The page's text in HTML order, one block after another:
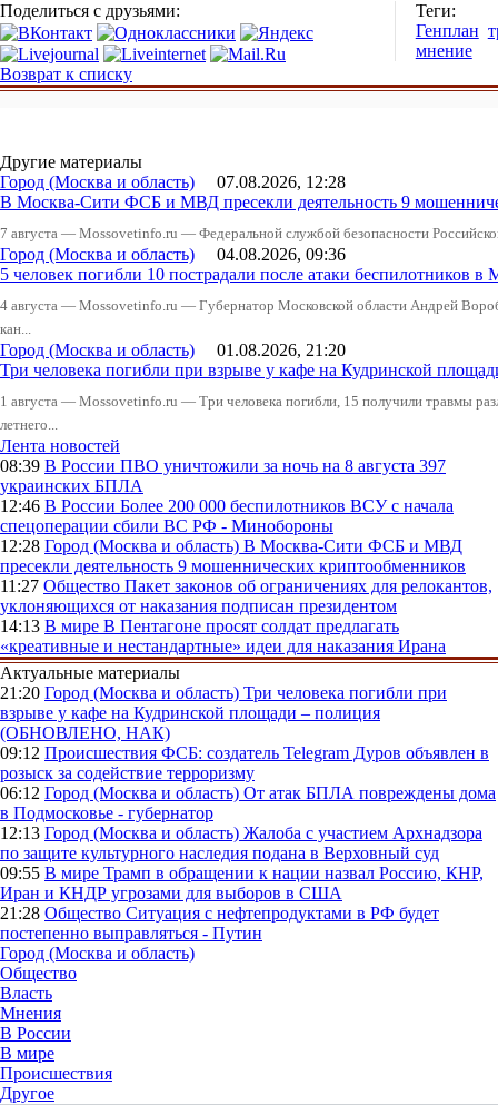
Поделиться с друзьями:
Теги:
Генплан
мнение
Возврат к списку
Другие материалы
Город (Москва и область) 07.08.2026, 12:28
В Москва-Сити ФСБ и МВД пресекли деятельность 9
7 августа — Mossovetinfo.ru — Федеральной службой безопасности
Город (Москва и область) 04.08.2026, 09:36
5 человек погибли 10 пострадали после атаки беспилотников в
4 августа — Mossovetinfo.ru — Губернатор Московской области Андрей
кан...
Город (Москва и область) 01.08.2026, 21:20
Три человека погибли при взрыве у кафе на Кудринской
1 августа — Mossovetinfo.ru — Три человека погибли, 15 получили травмы
летнего...
Лента новостей
08:39 В России ПВО уничтожили за ночь на 8 августа 397
украинских БПЛА
12:46 В России Более 200 000 беспилотников ВСУ с начала
спецоперации сбили ВС РФ - Минобороны
12:28 Город (Москва и область) В Москва-Сити ФСБ и МВД
пресекли деятельность 9 мошеннических криптообменников
11:27 Общество Пакет законов об ограничениях для релокантов,
уклоняющихся от наказания подписан президентом
14:13 В мире В Пентагоне просят солдат предлагать
«креативные и нестандартные» идеи для наказания Ирана
Актуальные материалы
21:20 Город (Москва и область) Три человека погибли при
взрыве у кафе на Кудринской площади – полиция
(ОБНОВЛЕНО, НАК)
09:12 Происшествия ФСБ: создатель Telegram Дуров объявлен в
розыск за содействие терроризму
06:12 Город (Москва и область) От атак БПЛА повреждены дома
в Подмосковье - губернатор
12:13 Город (Москва и область) Жалоба с участием Архнадзора
по защите культурного наследия подана в Верховный суд
09:55 В мире Трамп в обращении к нации назвал Россию, КНР,
Иран и КНДР угрозами для выборов в США
21:28 Общество Ситуация с нефтепродуктами в РФ будет
постепенно выправляться - Путин
Город (Москва и область)
Общество
Власть
Мнения
В России
В мире
Происшествия
Другое